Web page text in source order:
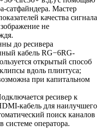
сатфайндера. Мастер
качества сигнала
не
до ресивера
кабель RG−6RG-
открытый способ
вдоль плинтуса;
при капитальном
ресивер к
кабель для наилучшего
поиск каналов
оператора.